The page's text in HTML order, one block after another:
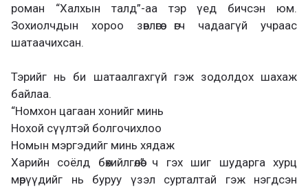
роман “Халхын талд”-аа тэр үед бичсэн юм.
Зохиолчдын хороо зөвлөгөө өгч чадаагүй учраас
шатаачихсан.
Тэрийг нь би шатаалгахгүй гэж зодолдох шахаж
байлаа.
“Номхон цагаан хонийг минь
Нохой сүүлтэй болгочихлоо
Номын мэргэдийг минь хядаж
Харийн соёлд бөхийлгөлөө” ч гэх шиг шударга хурц
мөрүүдийг нь буруу үзэл сурталтай гэж нэгдсэн